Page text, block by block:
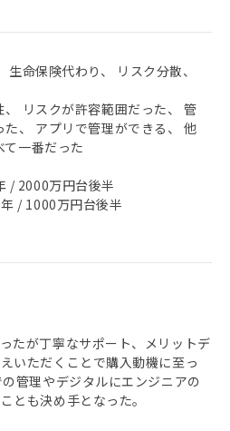
生命保険代わり、 リスク分散、
、 リスクが許容範囲だった、 管
た、 アプリで管理ができる、 他
て一番だった
/ 2000万円台後半
/ 1000万円台後半
たが丁寧なサポート、メリットデ
いただくことで購入動機に至っ
管理やデジタルにエンジニアの
とも決め手となった。